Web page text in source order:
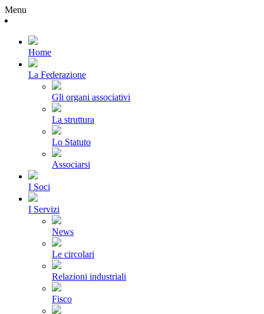
Menu
Home
La Federazione
Gli organi associativi
La struttura
Lo Statuto
Associarsi
I Soci
I Servizi
News
Le circolari
Relazioni industriali
Fisco